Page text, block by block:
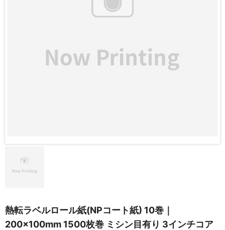
熱転ラベルロール紙(NPコート紙) 10巻｜
200×100mm 1500枚巻 ミシン目有り 3インチコア